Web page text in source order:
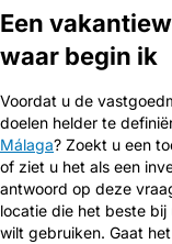
Een
waar begin ik
Voordat u de
doelen helder te
Málaga? Zoekt u een
of ziet u het als een
antwoord op deze
locatie die het beste bij
wilt gebruiken. Gaat